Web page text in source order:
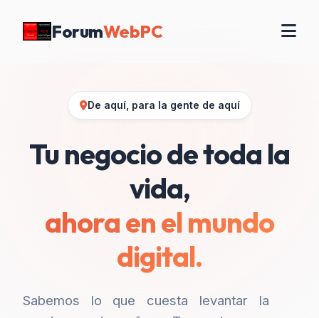
ForumWebPC
De aquí, para la gente de aquí
Tu negocio de toda la
vida,
ahora en el mundo
digital.
Sabemos lo que cuesta levantar la